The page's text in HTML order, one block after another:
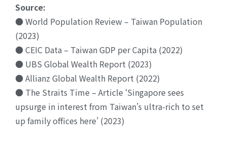
Source:
● World Population Review – Taiwan Population
(2023)
● CEIC Data – Taiwan GDP per Capita (2022)
● UBS Global Wealth Report (2023)
● Allianz Global Wealth Report (2022)
● The Straits Time – Article ‘Singapore sees
upsurge in interest from Taiwan’s ultra-rich to set
up family offices here’ (2023)